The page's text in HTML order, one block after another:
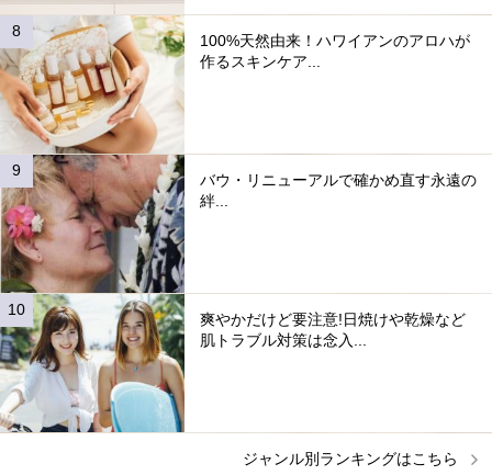
100%天然由来！ハワイアンのアロハが
作るスキンケア...
バウ・リニューアルで確かめ直す永遠の
絆...
爽やかだけど要注意!日焼けや乾燥など
肌トラブル対策は念入...
ジャンル別ランキングはこちら